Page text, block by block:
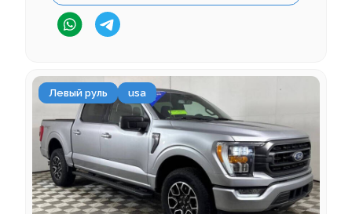
Левый руль usa